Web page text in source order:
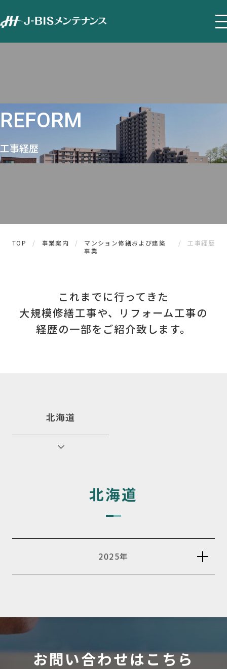
REFORM
工事経歴
TOP 事業案内
マンション修繕および建築
事業
工事経歴
これまでに行ってきた
大規模修繕工事や、
リフォーム工事の
経歴の一部をご紹介致します。
北海道
北海道
2025年
お問い合わせはこちら